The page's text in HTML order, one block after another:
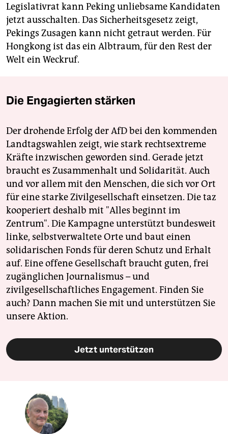
Legislativrat kann Peking unliebsame Kandidaten
jetzt ausschalten. Das Sicherheitsgesetz zeigt,
Pekings Zusagen kann nicht getraut werden. Für
Hongkong ist das ein Albtraum, für den Rest der
Welt ein Weckruf.
Die Engagierten stärken
Der drohende Erfolg der AfD bei den kommenden
Landtagswahlen zeigt, wie stark rechtsextreme
Kräfte inzwischen geworden sind. Gerade jetzt
braucht es Zusammenhalt und Solidarität. Auch
und vor allem mit den Menschen, die sich vor Ort
für eine starke Zivilgesellschaft einsetzen. Die taz
kooperiert deshalb mit "Alles beginnt im
Zentrum". Die Kampagne unterstützt bundesweit
linke, selbstverwaltete Orte und baut einen
solidarischen Fonds für deren Schutz und Erhalt
auf. Eine offene Gesellschaft braucht guten, frei
zugänglichen Journalismus – und
zivilgesellschaftliches Engagement. Finden Sie
auch? Dann machen Sie mit und unterstützen Sie
unsere Aktion.
Jetzt unterstützen